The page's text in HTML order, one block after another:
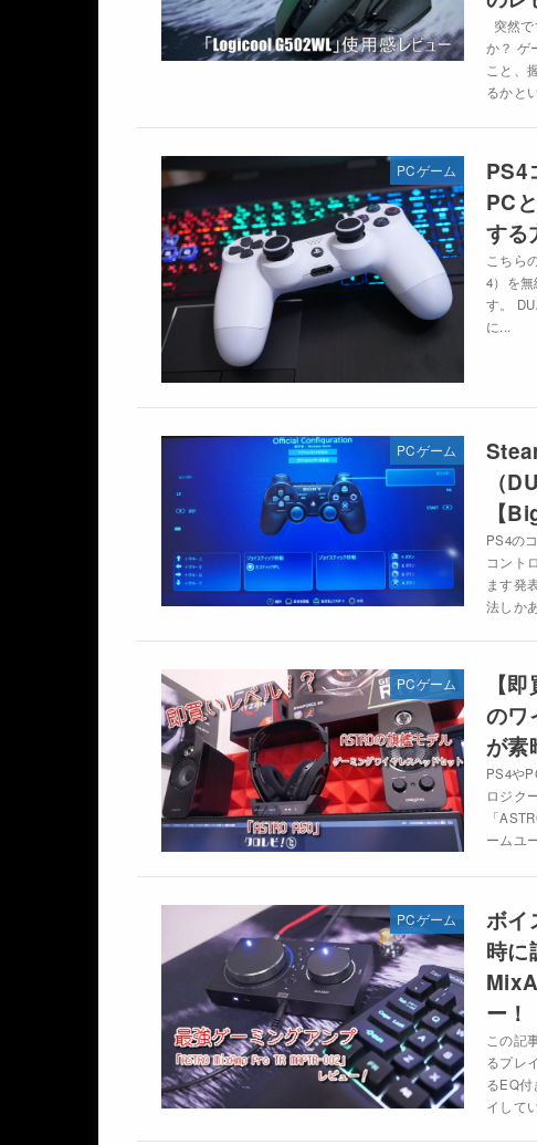
突然
か？ ゲ
こと、
るかと
PCゲーム
PS4
PC
する
こちら
4）を
す。
に...
PCゲーム
（
【
PS4の
コント
ます発
法しか
PCゲーム
【
のワ
が素
PS4や
ロジク
「
ームユ
PCゲーム
ボイ
時に
ー！
この記
るプレ
るEQ
イして